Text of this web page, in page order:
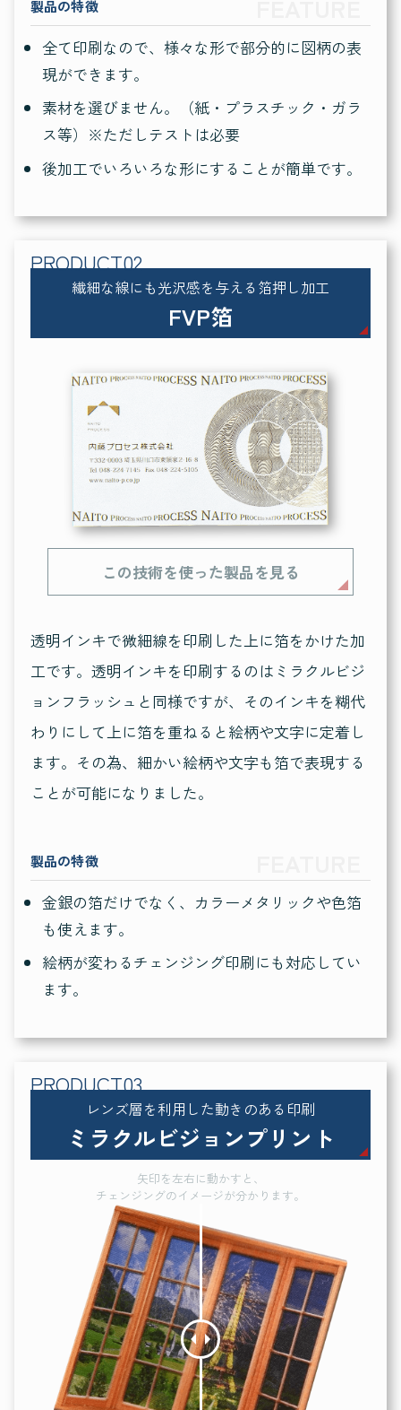
製品の特徴
全て印刷なので、様々な形で部分的に図柄の表
現ができます。
素材を選びません。（紙・プラスチック・ガラ
ス等）※ただしテストは必要
後加工でいろいろな形にすることが簡単です。
繊細な線にも光沢感を与える箔押し加工
FVP箔
透明インキで微細線を印刷した上に箔をかけた加
工です。透明インキを印刷するのはミラクルビジ
ョンフラッシュと同様ですが、そのインキを糊代
わりにして上に箔を重ねると絵柄や文字に定着し
ます。その為、細かい絵柄や文字も箔で表現する
ことが可能になりました。
製品の特徴
金銀の箔だけでなく、カラーメタリックや色箔
も使えます。
絵柄が変わるチェンジング印刷にも対応してい
ます。
この技術を使った製品を見る
レンズ層を利用した動きのある印刷
ミラクルビジョンプリント
矢印を左右に動かすと、
チェンジングのイメージが分かります。